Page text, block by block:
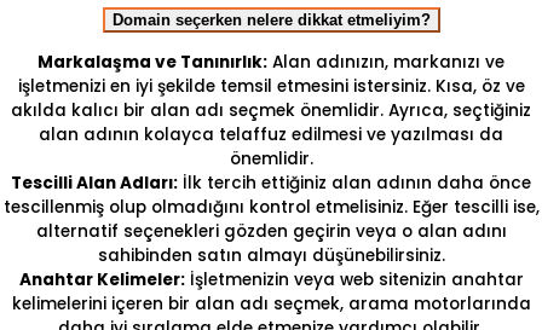
Domain seçerken nelere dikkat etmeliyim?
Markalaşma ve Tanınırlık: Alan adınızın, markanızı ve
işletmenizi en iyi şekilde temsil etmesini istersiniz. Kısa, öz ve
akılda kalıcı bir alan adı seçmek önemlidir. Ayrıca, seçtiğiniz
alan adının kolayca telaffuz edilmesi ve yazılması da
önemlidir.
Tescilli Alan Adları: İlk tercih ettiğiniz alan adının daha önce
tescillenmiş olup olmadığını kontrol etmelisiniz. Eğer tescilli ise,
alternatif seçenekleri gözden geçirin veya o alan adını
sahibinden satın almayı düşünebilirsiniz.
Anahtar Kelimeler:İşletmenizin veya web sitenizin anahtar
kelimelerini içeren bir alan adı seçmek, arama motorlarında